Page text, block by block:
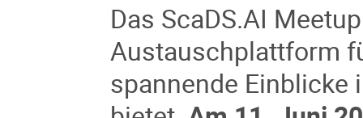
Das ScaDS.AI
Austauschplattform
spannende Einblicke